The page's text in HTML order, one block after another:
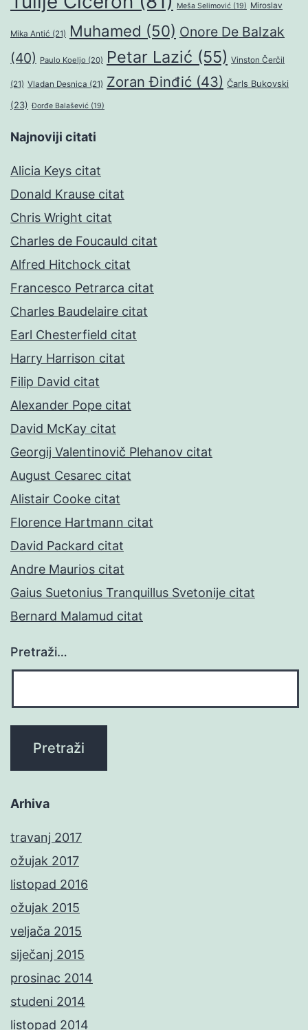
Meša Selimović (19) Miroslav
Mika Antić (21) Muhamed (50) Onore De Balzak
(40) Paulo Koeljo (20) Petar Lazić (55) Vinston Čerčil
(21) Vladan Desnica (21) Zoran Đinđić (43) Čarls Bukovski
(23) Đorđe Balašević (19)
Najnoviji citati
Alicia Keys citat
Donald Krause citat
Chris Wright citat
Charles de Foucauld citat
Alfred Hitchock citat
Francesco Petrarca citat
Charles Baudelaire citat
Earl Chesterfield citat
Harry Harrison citat
Filip David citat
Alexander Pope citat
David McKay citat
Georgij Valentinovič Plehanov citat
August Cesarec citat
Alistair Cooke citat
Florence Hartmann citat
David Packard citat
Andre Maurios citat
Gaius Suetonius Tranquillus Svetonije citat
Bernard Malamud citat
Pretraži…
Arhiva
travanj 2017
ožujak 2017
listopad 2016
ožujak 2015
veljača 2015
siječanj 2015
prosinac 2014
studeni 2014
listopad 2014